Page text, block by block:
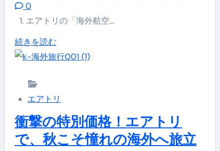
版】
つ
詳
く
読
定
ー
ポ
で
大
3
有
期
限
い
方
完
全
0
1. エアトリの「海外航空…
続きを読む【エ
ア
完
全
ガ
イ
エアトリ
衝撃の特別価格！エアトリ
で、秋こそ憧れの海外へ旅立